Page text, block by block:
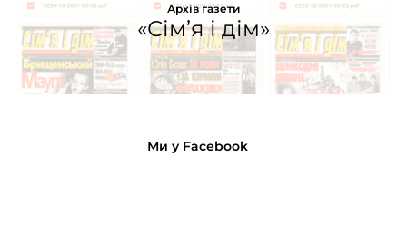
Архів газети
«Сім’я і дім»
Ми у Facebook